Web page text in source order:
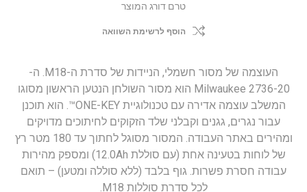
טרם דורג המוצר
הוסף לרשימת השוואה
העוצמה של מסור חשמלי, הניידות של סדרת ה-M18. ה-
Milwaukee 2736-20 הוא מסור השולחן הנטען הראשון מסוגו
המשלב עוצמה אדירה עם טכנולוגיית ONE-KEY™. הוא תוכנן
עבור נגרים, גגנים וקבלני שלד הזקוקים לחיתוכים מדויקים
ומהירים באתר העבודה. המסור מסוגל לחתוך עד 180 מטר רץ
של לוחות בטעינה אחת (עם סוללת 12.0Ah) ומספק מהירות
עבודה חסרת פשרות. גוף בלבד (ללא סוללה ומטען) – תואם
לכל סדרת סוללות M18.